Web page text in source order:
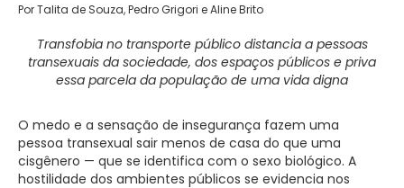
Por Talita de Souza, Pedro Grigori e Aline Brito
Transfobia no transporte público distancia a pessoas
transexuais da sociedade, dos espaços públicos e priva
essa parcela da população de uma vida digna
O medo e a sensação de insegurança fazem uma
pessoa transexual sair menos de casa do que uma
cisgênero — que se identifica com o sexo biológico. A
hostilidade dos ambientes públicos se evidencia nos